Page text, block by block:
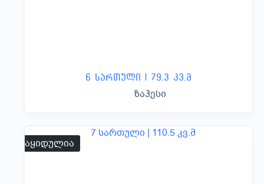
6 სართული | 79.3 კვ.მ
ზაჰესი
გაყიდულია